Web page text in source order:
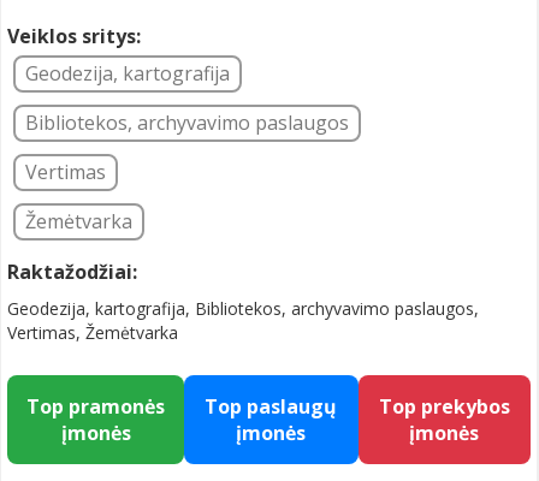
Veiklos sritys:
Geodezija, kartografija
Bibliotekos, archyvavimo paslaugos
Vertimas
Žemėtvarka
Raktažodžiai:
Geodezija, kartografija, Bibliotekos, archyvavimo paslaugos,
Vertimas, Žemėtvarka
Top pramonės
įmonės
Top paslaugų
įmonės
Top prekybos
įmonės